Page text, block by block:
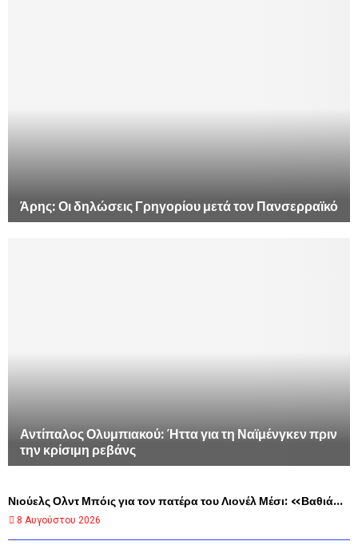
Άρης: Οι δηλώσεις Γρηγορίου μετά τον Πανσερραϊκό
Αντίπαλος Ολυμπιακού: Ήττα για τη Ναϊμένγκεν πριν
την κρίσιμη ρεβάνς
Νιούελς Ολντ Μπόις για τον πατέρα του Λιονέλ Μέσι: «Βαθιά...
8 Αυγούστου 2026